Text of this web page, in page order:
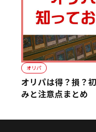
オリパ
オリパは得？損？
みと注意点まとめ